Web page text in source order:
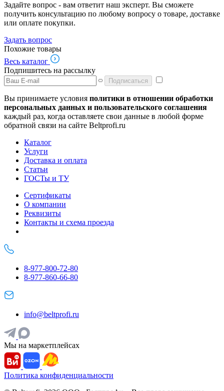
Задайте вопрос - вам ответит наш эксперт. Вы сможете
получить консультацию по любому вопросу о товаре, доставке
или оплате покупки.
Задать вопрос
Похожие товары
Весь каталог
Подпишитесь на рассылку
Подписаться
Вы принимаете условия политики в отношении обработки
персональных данных и пользовательского соглашения
каждый раз, когда оставляете свои данные в любой форме
обратной связи на сайте Beltprofi.ru
Каталог
Услуги
Доставка и оплата
Статьи
ГОСТы и ТУ
Сертификаты
О компании
Реквизиты
Контакты и схема проезда
8-977-800-72-80
8-977-860-66-80
info@beltprofi.ru
Мы на маркетплейсах
Политика конфиденциальности